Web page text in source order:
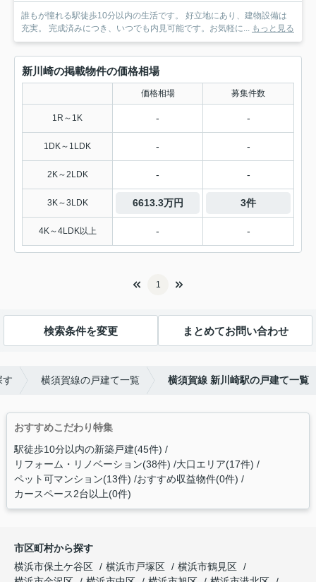
誰もが憧れる駅徒歩10分以内の生活です。 好立地にあり、建物設備は
充実。 完成済みにつき、いつでも内見可能です。お気軽に... もっと見る
新川崎の掲載物件の価格相場
価格相場 募集件数
1R～1K - -
1DK～1LDK - -
2K～2LDK - -
3K～3LDK 6613.3万円 3件
4K～4LDK以上 - -
1
検索条件を変更 まとめてお問い合わせ
す 横須賀線の戸建て一覧 横須賀線 新川崎駅の戸建て一覧
おすすめこだわり特集
駅徒歩10分以内の新築戸建(45件)
リフォーム・リノベーション(38件) 大口エリア(17件)
ペット可マンション(13件) おすすめ収益物件(0件)
カースペース2台以上(0件)
市区町村から探す
横浜市保土ケ谷区
横浜市戸塚区
横浜市鶴見区